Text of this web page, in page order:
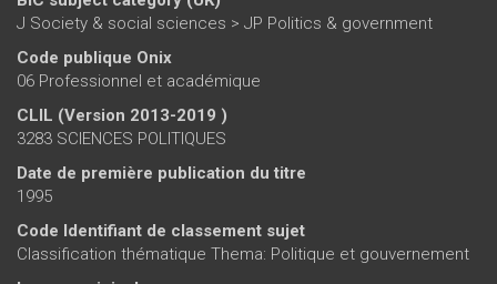
J Society & social sciences > JP Politics & government
Code publique Onix
06 Professionnel et académique
CLIL (Version 2013-2019 )
3283 SCIENCES POLITIQUES
Date de première publication du titre
1995
Code Identifiant de classement sujet
Classification thématique Thema: Politique et gouvernement